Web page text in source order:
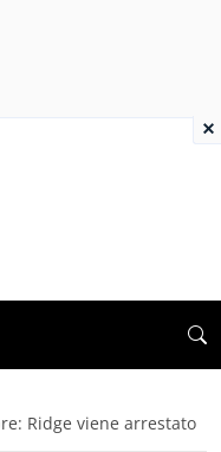
Ridge viene arrestato
×